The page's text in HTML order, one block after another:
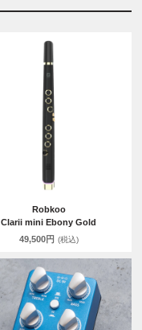
Robkoo
Clarii mini Ebony Gold
49,500円 (税込)